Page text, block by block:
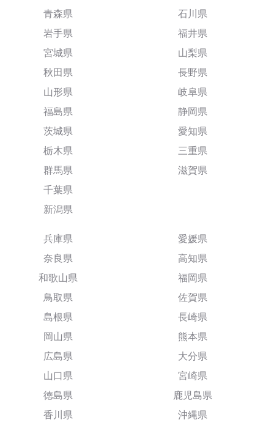
青森県
岩手県
宮城県
秋田県
山形県
福島県
茨城県
栃木県
群馬県
千葉県
新潟県
石川県
福井県
山梨県
長野県
岐阜県
静岡県
愛知県
三重県
滋賀県
兵庫県
奈良県
和歌山県
鳥取県
島根県
岡山県
広島県
山口県
徳島県
香川県
愛媛県
高知県
福岡県
佐賀県
長崎県
熊本県
大分県
宮崎県
鹿児島県
沖縄県